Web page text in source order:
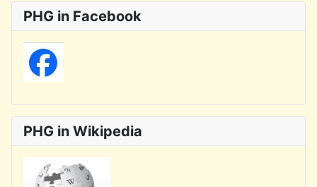
PHG in Facebook
PHG in Wikipedia